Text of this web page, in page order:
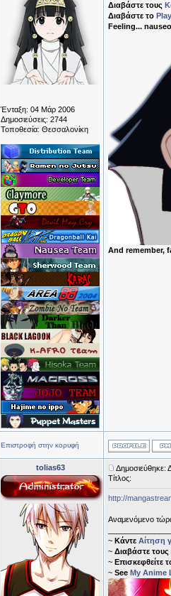
Ένταξη: 04 Μάρ 2006
Δημοσιεύσεις: 2744
Τοποθεσία: Θεσσαλονίκη
Διαβάστε τους
Διαβάστε το
Feeling...
And remember,
Επιστροφή στην κορυφή
tolias63
Δημοσιεύθηκε:
Τίτλος:
http://
Αναμενόμενο
~ Κάντε Αίτηση
~ Διαβάστε τους
~ Επισκεφθείτε
~ See My Anime